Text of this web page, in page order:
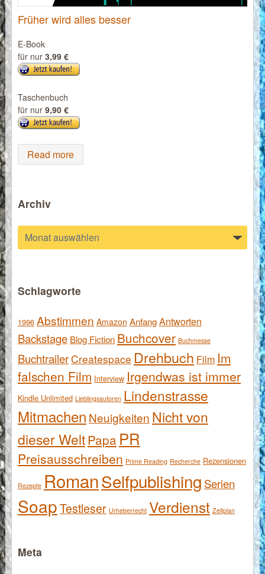
Früher wird alles besser
E-Book
für nur 3,99 €
Taschenbuch
für nur 9,90 €
Read more
Archiv
Archiv
Schlagworte
1996 Abstimmen Amazon AnfangAntworten
Backstage Blog Fiction Buchcover Buchmesse
BuchtrailerCreatespace Drehbuch Film Im
falschen Film Interview Irgendwas ist immer
Kindle Unlimited Lieblingsautoren Lindenstrasse
Mitmachen Neuigkeiten Nicht von
dieser WeltPapa PR
Preisausschreiben Prime Reading Recherche Rezensionen
Rezepte RomanSelfpublishing Serien
SoapTestleser Urheberrecht Verdienst Zeitplan
Meta